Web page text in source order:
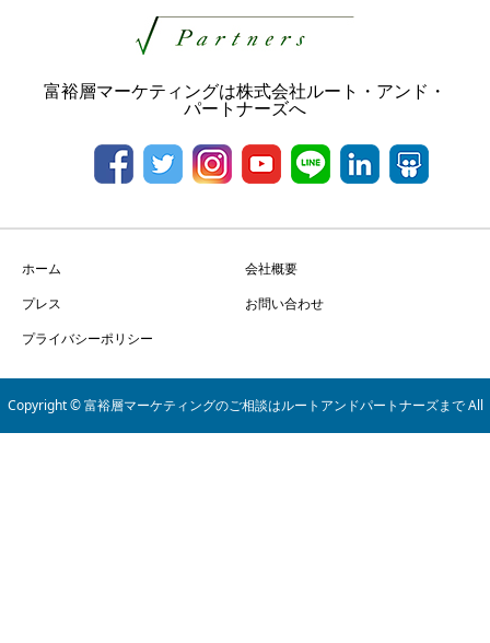
富裕層マーケティングは株式会社ルート・アンド・
パートナーズへ
ホーム
会社概要
プレス
お問い合わせ
プライバシーポリシー
Copyright © 富裕層マーケティングのご相談はルートアンドパートナーズまで All